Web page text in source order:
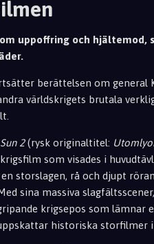
uppoffring och hjältemod,
berättelsen om general
världskrigets brutala
2(rysk originaltitel:
som visades i
storslagen, rå och djupt
sina massiva
krigsepos som
historiska storfilmer